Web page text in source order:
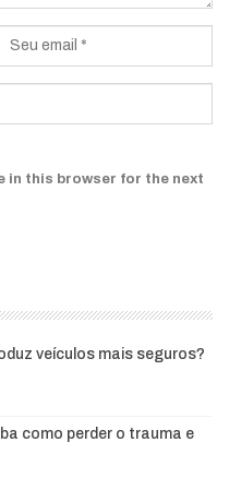
in this browser for the next
veículos mais seguros?
como perder o trauma e